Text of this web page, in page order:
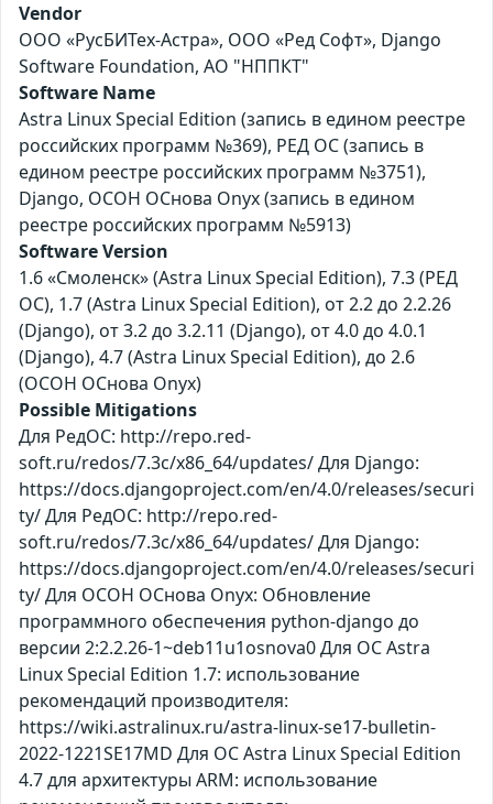
Vendor
ООО «РусБИТех-Астра», ООО «Ред Софт», Django
Software Foundation, АО "НППКТ"
Software Name
Astra Linux Special Edition (запись в едином реестре
российских программ №369), РЕД ОС (запись в
едином реестре российских программ №3751),
Django, ОСОН ОСнова Оnyx (запись в едином
реестре российских программ №5913)
Software Version
1.6 «Смоленск» (Astra Linux Special Edition), 7.3 (РЕД
ОС), 1.7 (Astra Linux Special Edition), от 2.2 до 2.2.26
(Django), от 3.2 до 3.2.11 (Django), от 4.0 до 4.0.1
(Django), 4.7 (Astra Linux Special Edition), до 2.6
(ОСОН ОСнова Оnyx)
Possible Mitigations
Для РедОС: http://repo.red-
soft.ru/redos/7.3c/x86_64/updates/ Для Django:
https://docs.djangoproject.com/en/4.0/releases/securi
ty/ Для РедОС: http://repo.red-
soft.ru/redos/7.3c/x86_64/updates/ Для Django:
https://docs.djangoproject.com/en/4.0/releases/securi
ty/ Для ОСОН ОСнова Оnyx: Обновление
программного обеспечения python-django до
версии 2:2.2.26-1~deb11u1osnova0 Для ОС Astra
Linux Special Edition 1.7: использование
рекомендаций производителя:
https://wiki.astralinux.ru/astra-linux-se17-bulletin-
2022-1221SE17MD Для ОС Astra Linux Special Edition
4.7 для архитектуры ARM: использование